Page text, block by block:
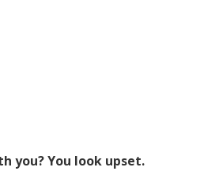
you? You look upset.